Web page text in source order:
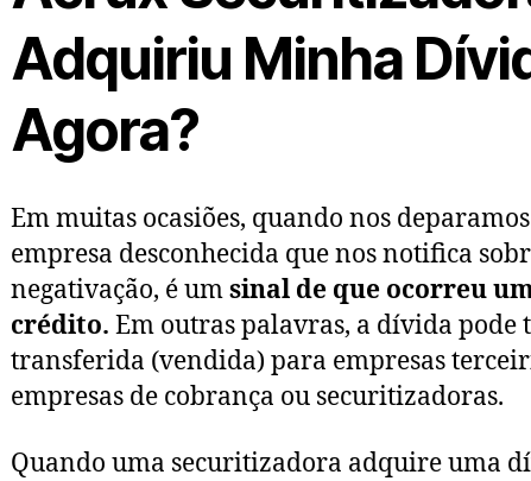
Adquiriu Minha
Agora?
Em muitas ocasiões, quando nos
empresa desconhecida que nos notifica
negativação, é umsinal de que ocorreu
crédito. Em outras palavras, a dívida pode
transferida (vendida) para empresas
empresas de cobrança ou securitizadoras.
Quando uma securitizadora adquire uma